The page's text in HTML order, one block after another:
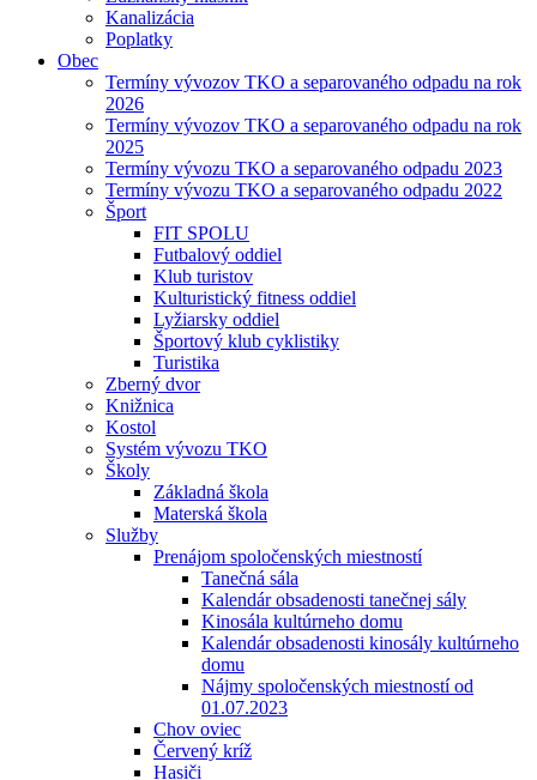
Kanalizácia
Poplatky
Obec
Termíny vývozov TKO a separovaného odpadu na rok
2026
Termíny vývozov TKO a separovaného odpadu na rok
2025
Termíny vývozu TKO a separovaného odpadu 2023
Termíny vývozu TKO a separovaného odpadu 2022
Šport
FIT SPOLU
Futbalový oddiel
Klub turistov
Kulturistický fitness oddiel
Lyžiarsky oddiel
Športový klub cyklistiky
Turistika
Zberný dvor
Knižnica
Kostol
Systém vývozu TKO
Školy
Základná škola
Materská škola
Služby
Prenájom spoločenských miestností
Tanečná sála
Kalendár obsadenosti tanečnej sály
Kinosála kultúrneho domu
Kalendár obsadenosti kinosály kultúrneho
domu
Nájmy spoločenských miestností od
01.07.2023
Chov oviec
Červený kríž
Hasiči